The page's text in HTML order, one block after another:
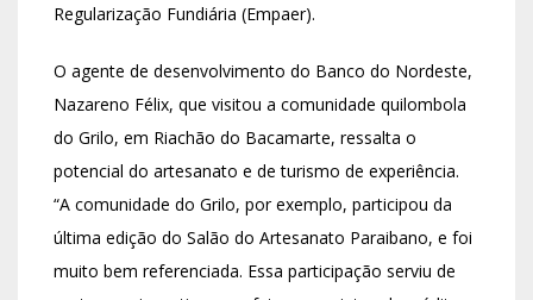
Regularização Fundiária (Empaer).
O agente de desenvolvimento do Banco do Nordeste,
Nazareno Félix, que visitou a comunidade quilombola
do Grilo, em Riachão do Bacamarte, ressalta o
potencial do artesanato e de turismo de experiência.
“A comunidade do Grilo, por exemplo, participou da
última edição do Salão do Artesanato Paraibano, e foi
muito bem referenciada. Essa participação serviu de